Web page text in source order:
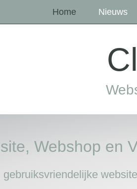
Home Nieuws
Webshop en
gebruiksvriendelijke